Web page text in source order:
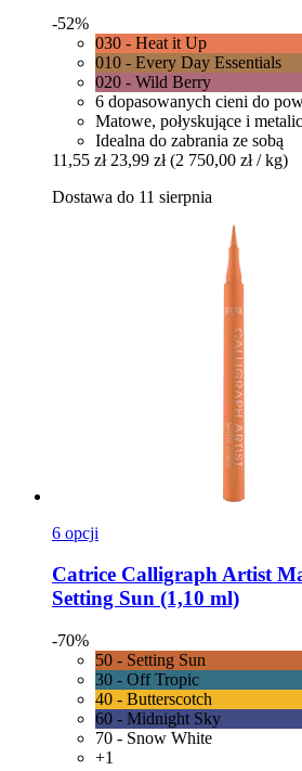
-52%
030 - Heat it Up
010 - Every Day Essentials
020 - Wild Berry
6 dopasowanych cieni do
Matowe, połyskujące i
Idealna do zabrania ze sobą
11,55 zł 23,99 zł (2 750,00 zł / kg)
Dostawa do 11 sierpnia
6 opcji
Catrice Calligraph Artist
Setting Sun (1,10 ml)
-70%
50 - Setting Sun
30 - Off Tropic
40 - Butterscotch
60 - Midnight Sky
70 - Snow White
+1